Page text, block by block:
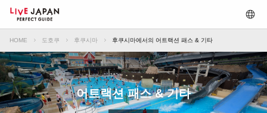
HOME 도호쿠 후쿠시마 후쿠시마에서의 어트랙션 패스 & 기타
어트랙션 패스 & 기타